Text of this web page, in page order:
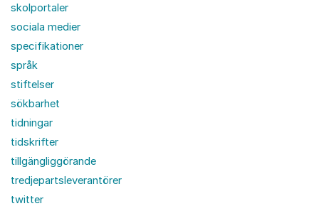
skolportaler
sociala medier
specifikationer
språk
stiftelser
sökbarhet
tidningar
tidskrifter
tillgängliggörande
tredjepartsleverantörer
twitter